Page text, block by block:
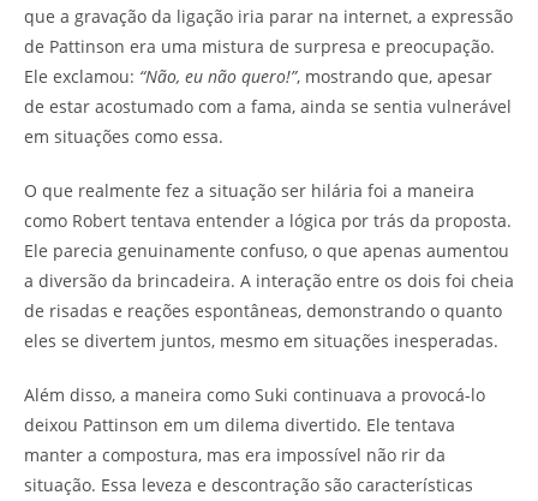
que a gravação da ligação iria parar na internet, a expressão
de Pattinson era uma mistura de surpresa e preocupação.
Ele exclamou: “Não, eu não quero!”, mostrando que, apesar
de estar acostumado com a fama, ainda se sentia vulnerável
em situações como essa.
O que realmente fez a situação ser hilária foi a maneira
como Robert tentava entender a lógica por trás da proposta.
Ele parecia genuinamente confuso, o que apenas aumentou
a diversão da brincadeira. A interação entre os dois foi cheia
de risadas e reações espontâneas, demonstrando o quanto
eles se divertem juntos, mesmo em situações inesperadas.
Além disso, a maneira como Suki continuava a provocá-lo
deixou Pattinson em um dilema divertido. Ele tentava
manter a compostura, mas era impossível não rir da
situação. Essa leveza e descontração são características